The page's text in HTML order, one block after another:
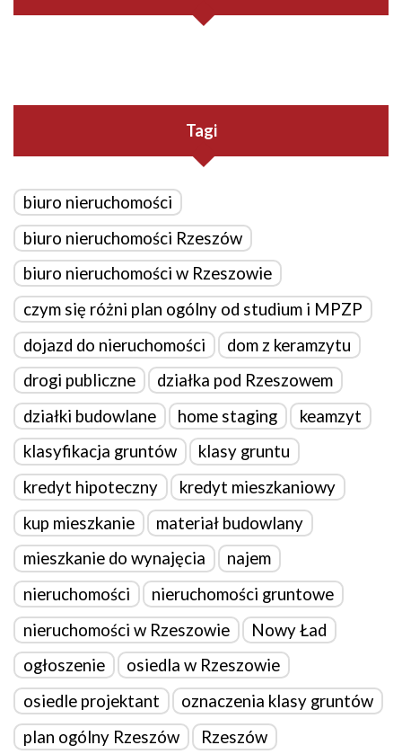
Tagi
biuro nieruchomości
biuro nieruchomości Rzeszów
biuro nieruchomości w Rzeszowie
czym się różni plan ogólny od studium i MPZP
dojazd do nieruchomości
dom z keramzytu
drogi publiczne
działka pod Rzeszowem
działki budowlane
home staging
keamzyt
klasyfikacja gruntów
klasy gruntu
kredyt hipoteczny
kredyt mieszkaniowy
kup mieszkanie
materiał budowlany
mieszkanie do wynajęcia
najem
nieruchomości
nieruchomości gruntowe
nieruchomości w Rzeszowie
Nowy Ład
ogłoszenie
osiedla w Rzeszowie
osiedle projektant
oznaczenia klasy gruntów
plan ogólny Rzeszów
Rzeszów